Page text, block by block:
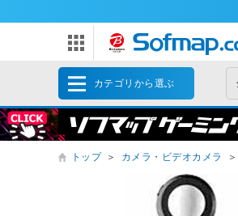
カテゴリから選ぶ
トップ ＞ カメラ・ビデオカメラ ＞